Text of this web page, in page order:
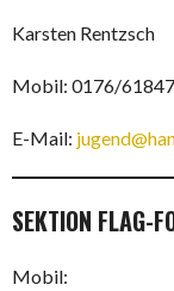
Karsten Rentzsch
Mobil: 0176/
E-Mail:
SEKTION FLAG-
Mobil: